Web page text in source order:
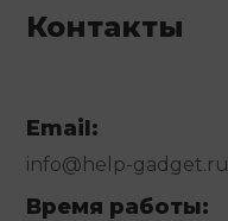
Контакты
Email:
info@help-gadget.ru
Время работы: